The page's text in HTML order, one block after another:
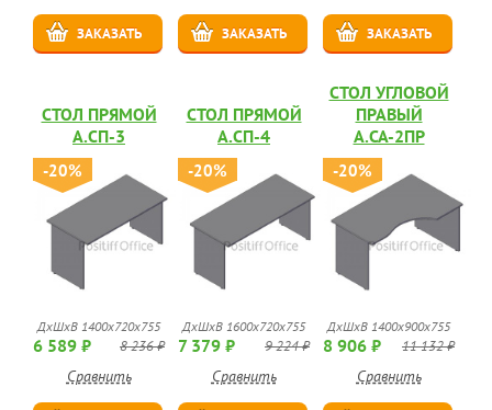
ЗАКАЗАТЬ ЗАКАЗАТЬ ЗАКАЗАТЬ
СТОЛ ПРЯМОЙ
А.СП-3
-20%
ДхШхВ 1400х720х755
6 589 ₽ 8 236 ₽
Сравнить
СТОЛ ПРЯМОЙ
А.СП-4
-20%
ДхШхВ 1600х720х755
7 379 ₽ 9 224 ₽
Сравнить
СТОЛ УГЛОВОЙ
ПРАВЫЙ
А.СА-2ПР
-20%
ДхШхВ 1400х900х755
8 906 ₽ 11 132 ₽
Сравнить